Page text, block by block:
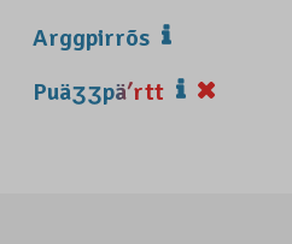
Arggpirrõs
Puäʒʒpäʹrtt